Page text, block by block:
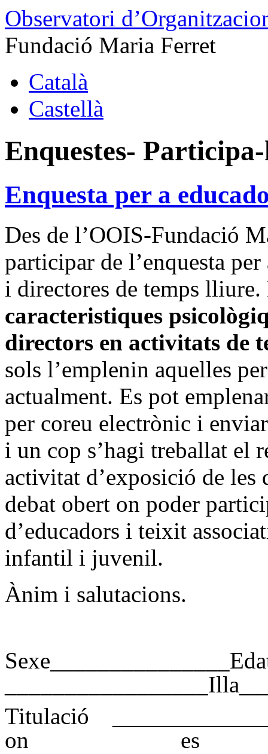
Observatori
Fundació Maria Ferret
Català
Castellà
Enquestes-
Enquesta per a
Des de l’OOIS-Fundació
participar de l’enquesta
i directores de temps lliure.
caracteristiques
directors en activitats de
sols l’emplenin aquelles
actualment. Es pot
per coreu electrònic i
i un cop s’hagi treballat el
activitat d’exposició de les
debat obert on poder
d’educadors i teixit
infantil i juvenil.
Ànim i salutacions.
Titulació
on es